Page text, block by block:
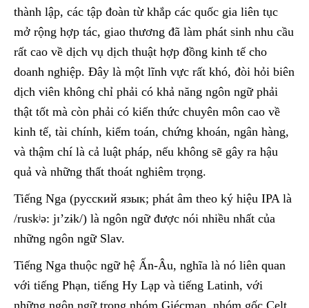
thành lập, các tập đoàn từ khắp các quốc gia liên tục
mở rộng hợp tác, giao thương đã làm phát sinh nhu cầu
rất cao về dịch vụ dịch thuật hợp đồng kinh tế cho
doanh nghiệp. Đây là một lĩnh vực rất khó, đòi hỏi biên
dịch viên không chỉ phải có khả năng ngôn ngữ phải
thật tốt mà còn phải có kiến thức chuyên môn cao về
kinh tế, tài chính, kiểm toán, chứng khoán, ngân hàng,
và thậm chí là cả luật pháp, nếu không sẽ gây ra hậu
quả và những thất thoát nghiêm trọng.
Tiếng Nga (русский язык; phát âm theo ký hiệu IPA là
/ruskʲə: jɪ’zɨk/) là ngôn ngữ được nói nhiều nhất của
những ngôn ngữ Slav.
Tiếng Nga thuộc ngữ hệ Ấn-Âu, nghĩa là nó liên quan
với tiếng Phạn, tiếng Hy Lạp và tiếng Latinh, với